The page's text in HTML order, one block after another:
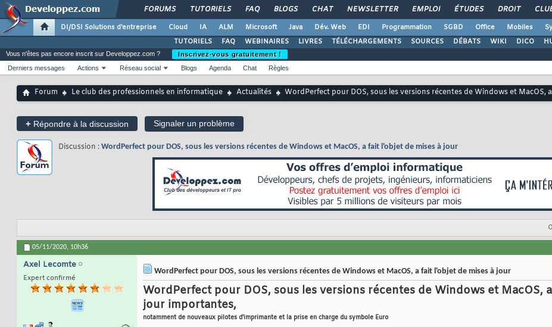
FORUMS TUTORIELS FAQ BLOGS CHAT NEWSLETTER EMPLOI ÉTUDES DROIT
DI/DSI Solutions d'entreprise Cloud IA ALM Microsoft Java Dév. Web EDI Programmation SGBD Office Mobiles
TUTORIELS
FAQ WEBINAIRES LIVRES TÉLÉCHARGEMENTS SOURCES DÉBATS WIKI DICO
Vous n'êtes pas encore inscrit sur Developpez.com ?
Inscrivez-vous gratuitement !
Derniers messages
Actions Réseau social Blogs Agenda Chat Règles
Forum Le club des professionnels en informatique Actualités WordPerfect pour DOS, sous les versions récentes de Windows et MacOS,
+ Répondre à la discussion Signaler un problème
Discussion : WordPerfect pour DOS, sous les versions récentes de Windows et MacOS, a fait l'objet de mises à jour
05/11/2020, 10h36
Axel Lecomte
Expert confirmé
WordPerfect pour DOS, sous les versions récentes de Windows et MacOS, a fait l'objet de mises à jour
WordPerfect pour DOS, sous les versions récentes de Windows et MacOS,
jour importantes,
notamment de nouveaux pilotes d'imprimante et la prise en charge du symbole Euro